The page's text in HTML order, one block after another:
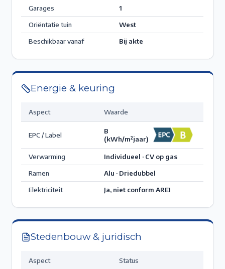
Garages
1
Oriëntatie tuin
West
Beschikbaar vanaf
Bij akte
Energie & keuring
Aspect Waarde
EPC / Label
B
(kWh/m²jaar)
Verwarming
Individueel · CV op gas
Ramen
Alu · Driedubbel
Elektriciteit
Ja, niet conform AREI
Stedenbouw & juridisch
Aspect Status